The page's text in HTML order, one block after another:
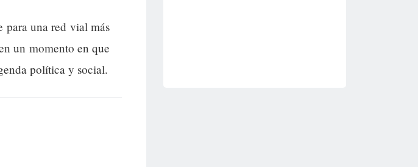
para una red vial más
un momento en que
política y social.